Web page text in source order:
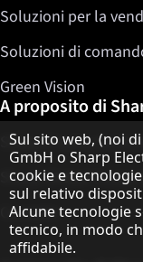
Soluzioni per la
Soluzioni di
Green Vision
A proposito di
Sharp Display
Sharp Global
Contatto
Informativa
Sul sito web, (noi
GmbH o Sharp
cookie e
sul relativo
Alcune tecnologie
tecnico, in modo
affidabile.